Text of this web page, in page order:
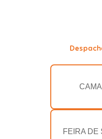
FEIRA DE